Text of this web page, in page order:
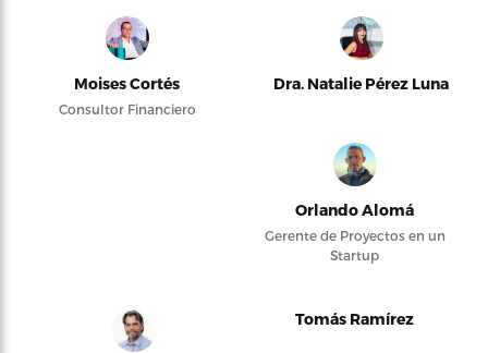
Moises Cortés
Consultor Financiero
Dra. Natalie Pérez Luna
Orlando Alomá
Gerente de Proyectos en un
Startup
Tomás Ramírez